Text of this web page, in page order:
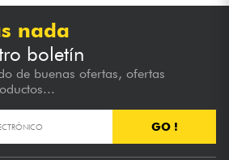
nada
boletín
de buenas ofertas, ofertas
GO !